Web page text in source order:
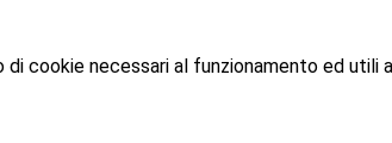
cookie necessari al funzionamento ed utili